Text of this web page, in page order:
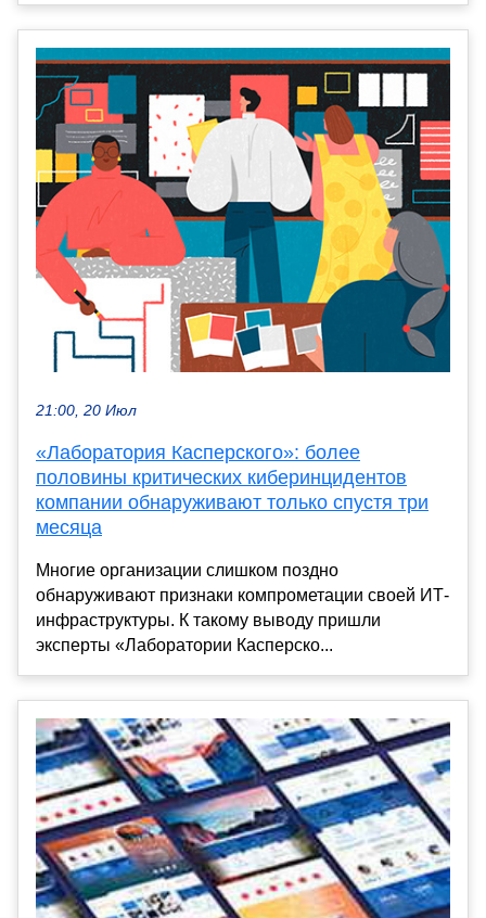
21:00, 20 Июл
«Лаборатория Касперского»: более
половины критических киберинцидентов
компании обнаруживают только спустя три
месяца
Многие организации слишком поздно
обнаруживают признаки компрометации своей ИТ-
инфраструктуры. К такому выводу пришли
эксперты «Лаборатории Касперско...